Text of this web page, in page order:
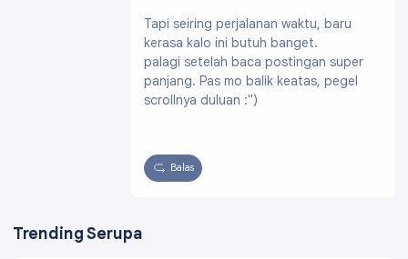
Tapi seiring perjalanan waktu, baru
kerasa kalo ini butuh banget.
palagi setelah baca postingan super
panjang. Pas mo balik keatas, pegel
scrollnya duluan :")
Balas
Trending Serupa